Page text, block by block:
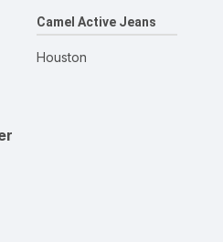
Camel Active Jeans
Houston